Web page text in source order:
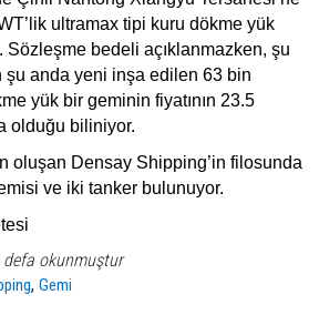
ultramax tipi kuru dökme yük
bedeli açıklanmazken, şu
anda yeni inşa edilen 63 bin
yük bir geminin fiyatının 23.5
olduğu biliniyor.
oluşan Densay Shipping’in filosunda
ve iki tanker bulunuyor.
okunmuştur
,Gemi